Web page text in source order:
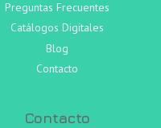
Preguntas Frecuentes
Catálogos Digitales
Blog
Contacto
Contacto